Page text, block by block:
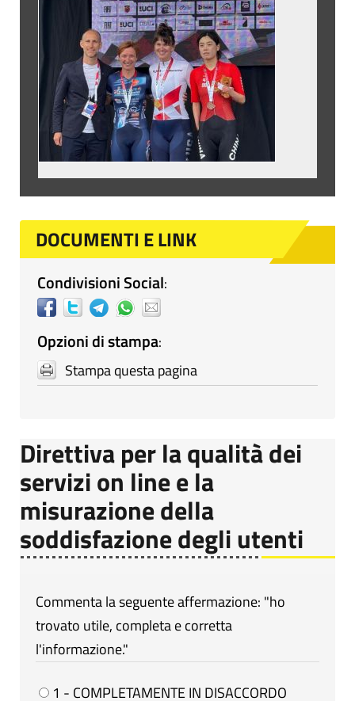
DOCUMENTI E LINK
Condivisioni Social:
Opzioni di stampa:
Stampa questa pagina
Direttiva per la qualità dei
servizi on line e la
misurazione della
soddisfazione degli utenti
Commenta la seguente affermazione: "ho
trovato utile, completa e corretta
l'informazione."
1 - COMPLETAMENTE IN DISACCORDO